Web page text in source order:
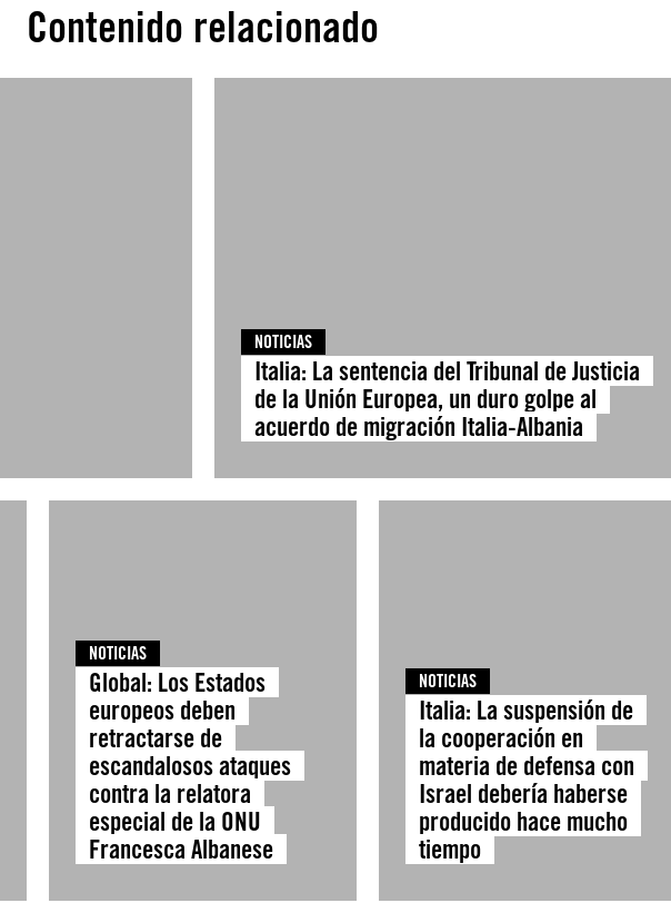
Contenido relacionado
NOTICIAS
Italia: La sentencia del Tribunal de Justicia
de la Unión Europea, un duro golpe al
acuerdo de migración Italia-Albania
NOTICIAS
Global: Los Estados
europeos deben
retractarse de
escandalosos ataques
contra la relatora
especial de la ONU
Francesca Albanese
NOTICIAS
Italia: La suspensión de
la cooperación en
materia de defensa con
Israel debería haberse
producido hace mucho
tiempo